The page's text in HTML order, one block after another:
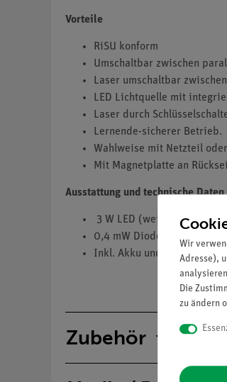
Vorteile
RiSU konform
Umschaltbar zwischen
Laser umschaltbar
LED Lichtquelle mit
Laser durch
Lernende-sicherer Betrieb.
Wahlweise mit Netzteil
Mit Magnetplatte an
Ausstattung und technische Daten
3 W LED (weiß)
0,4 mW Diodenlaser (632
Inkl. Akku und Netzgerät
Zubehör
Wir
Adresse),
Die
zu ändern